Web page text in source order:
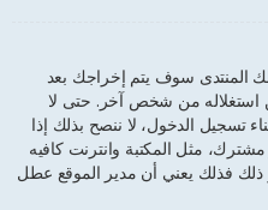
المنتدى سوف يتم إخراجك بعد
استغلاله من شخص آخر. حتى لا
تسجيل الدخول، لا ننصح بذلك إذا
مثل المكتبة وانترنت كافيه
ذلك فذلك يعني أن مدير الموقع عطل